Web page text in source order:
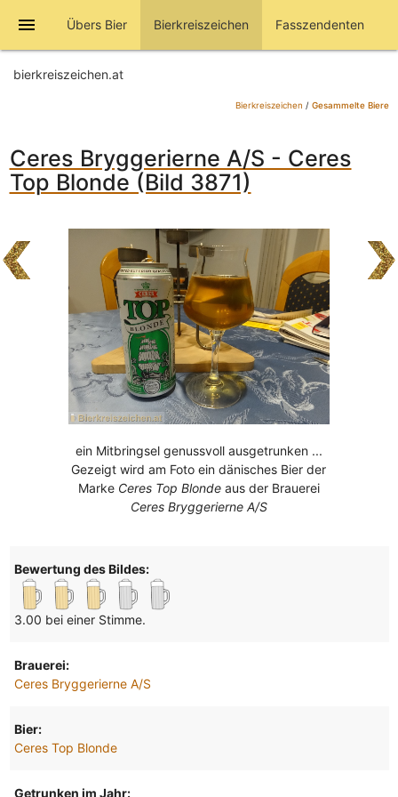
menu Übers Bier Bierkreiszeichen Fasszendenten
bierkreiszeichen.at
Bierkreiszeichen / Gesammelte Biere
Ceres Bryggerierne A/S - Ceres
Top Blonde (Bild 3871)
ein Mitbringsel genussvoll ausgetrunken ...
Gezeigt wird am Foto ein dänisches Bier der
Marke Ceres Top Blondeaus der Brauerei
Ceres Bryggerierne A/S
Bewertung des Bildes:
3.00 bei einer Stimme.
Brauerei:
Ceres Bryggerierne A/S
Bier:
Ceres Top Blonde
Getrunken im Jahr: